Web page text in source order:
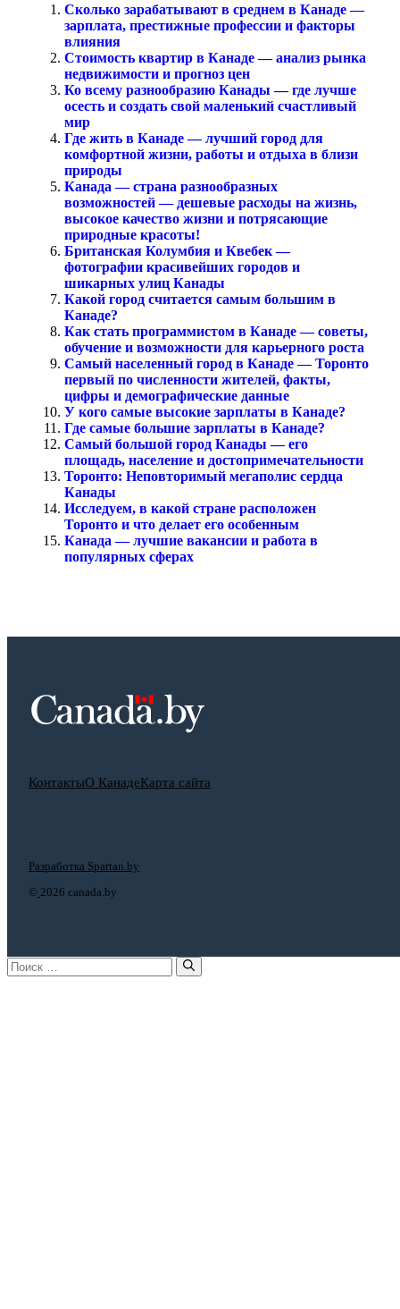
Сколько зарабатывают в среднем в Канаде —
зарплата, престижные профессии и факторы
влияния
Стоимость квартир в Канаде — анализ рынка
недвижимости и прогноз цен
Ко всему разнообразию Канады — где лучше
осесть и создать свой маленький счастливый
мир
Где жить в Канаде — лучший город для
комфортной жизни, работы и отдыха в близи
природы
Канада — страна разнообразных
возможностей — дешевые расходы на жизнь,
высокое качество жизни и потрясающие
природные красоты!
Британская Колумбия и Квебек —
фотографии красивейших городов и
шикарных улиц Канады
Какой город считается самым большим в
Канаде?
Как стать программистом в Канаде — советы,
обучение и возможности для карьерного роста
Самый населенный город в Канаде — Торонто
первый по численности жителей, факты,
цифры и демографические данные
У кого самые высокие зарплаты в Канаде?
Где самые большие зарплаты в Канаде?
Самый большой город Канады — его
площадь, население и достопримечательности
Торонто: Неповторимый мегаполис сердца
Канады
Исследуем, в какой стране расположен
Торонто и что делает его особенным
Канада — лучшие вакансии и работа в
популярных сферах
КонтактыО КанадеКарта сайта
© 2026 canada.by
Разработка Spartan.by
Поиск: